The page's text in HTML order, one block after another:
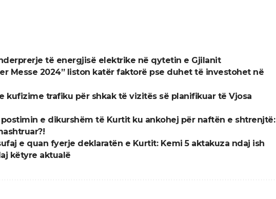
të energjisë elektrike në qytetin e Gjilanit
Messe 2024” liston katër faktorë pse duhet të investohet në
kufizime trafiku për shkak të vizitës së planifikuar të Vjosa
e dikurshëm të Kurtit ku ankohej për naftën e shtrenjtë:
e quan fyerje deklaratën e Kurtit: Kemi 5 aktakuza ndaj ish
këtyre aktualë